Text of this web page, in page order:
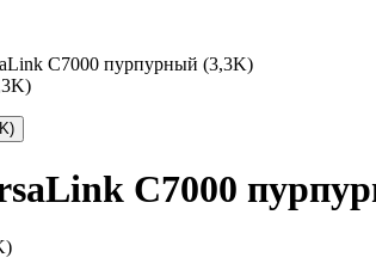
C7000 пурпурный (3,3K)
C7000